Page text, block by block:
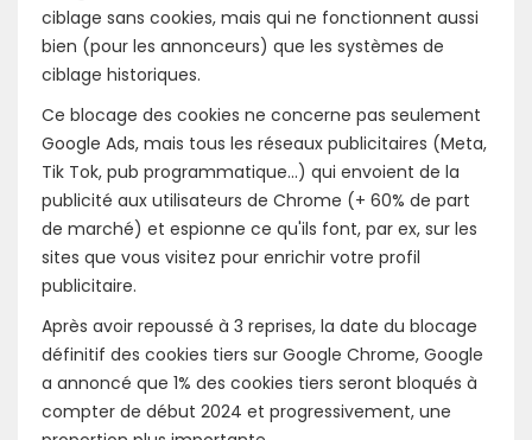
ciblage sans cookies, mais qui ne fonctionnent aussi
bien (pour les annonceurs) que les systèmes de
ciblage historiques.
Ce blocage des cookies ne concerne pas seulement
Google Ads, mais tous les réseaux publicitaires (Meta,
Tik Tok, pub programmatique...) qui envoient de la
publicité aux utilisateurs de Chrome (+ 60% de part
de marché) et espionne ce qu'ils font, par ex, sur les
sites que vous visitez pour enrichir votre profil
publicitaire.
Après avoir repoussé à 3 reprises, la date du blocage
définitif des cookies tiers sur Google Chrome, Google
a annoncé que 1% des cookies tiers seront bloqués à
compter de début 2024 et progressivement, une